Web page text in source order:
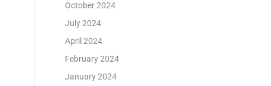
October 2024
July 2024
April 2024
February 2024
January 2024